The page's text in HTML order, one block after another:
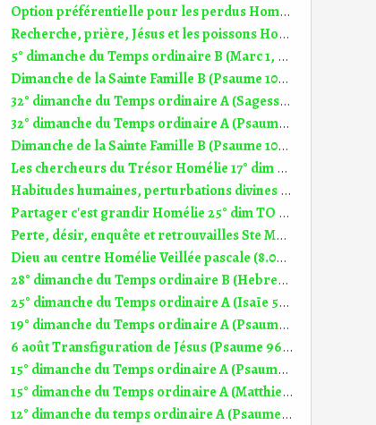
Option préférentielle pour les perdus Homélie 24° dim TO C (15.09.2019)
Recherche, prière, Jésus et les poissons Homélie 17° dim TO A (16.07.2026)
5° dimanche du Temps ordinaire B (Marc 1, 29-39) (DiMail 57)
Dimanche de la Sainte Famille B (Psaume 104 (105)) (DiMail 564)
32° dimanche du Temps ordinaire A (Sagesse 6, 12-16) (DiMail 187)
32° dimanche du Temps ordinaire A (Psaume 62 (63)) (DiMail 555)
Dimanche de la Sainte Famille B (Psaume 104 (105)) (DiMail 564)
Les chercheurs du Trésor Homélie 17° dim TO A (30.07.2023)
Habitudes humaines, perturbations divines Homélie Ste Famille (26.12.2021)
Partager c'est grandir Homélie 25° dim TO C (22.09.2019)
Perte, désir, enquête et retrouvailles Ste Marie-Madeleine (21.07.2024)
Dieu au centre Homélie Veillée pascale (8.04.2023)
28° dimanche du Temps ordinaire B (Hebreux 4, 12-13) (DiMail 425)
25° dimanche du Temps ordinaire A (Isaïe 55, 6-9) (DiMail 180)
19° dimanche du Temps ordinaire A (Psaume 84 (85)) (DiMail 539)
6 août Transfiguration de Jésus (Psaume 96 (97)) (DiMail 646)
15° dimanche du Temps ordinaire A (Psaume 64 (65)) (DiMail 535)
15° dimanche du Temps ordinaire A (Matthieu 13, 1-23) (DiMail 29)
12° dimanche du temps ordinaire A (Psaume 68 (69)) (DiMail 643)